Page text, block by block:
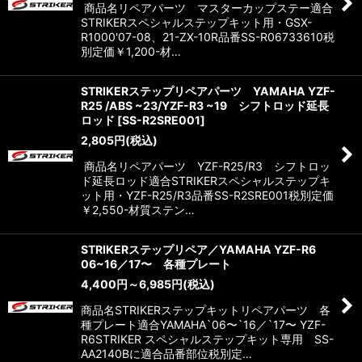
商品名リペアパーツ マスターカップステー適合
STRIKERスペシャルステップキット用・GSX-
R1000'07-08、21-ZX-10R品番SS-R06733610税
別定価￥1,200-材…
STRIKERステップリペアパーツ YAMAHA YZF-
R25 /ABS ~23/YZF-R3 ~19 シフトロッド延長
ロッド [SS-R2SRE001]
2,805円(税込)
商品名リペアパーツ YZF-R25/R3 シフトロッ
ド延長ロッド適合STRIKERスペシャルステップキ
ット用・YZF-R25/R3品番SS-R2SRE001税別定価
￥2,550-材質ステン…
STRIKERステップリペア／YAMAHA YZF-R6
06~16／17〜 各種プレート
4,400 円 ～6,985円(税込)
商品名STRIKERステップキットリペアパーツ 各
種プレート適合YAMAHA`06〜`16／`17〜 YZF-
R6STRIKER スペシャルステップキット専用 SS-
AA2140Bに適合品番部位税別定…